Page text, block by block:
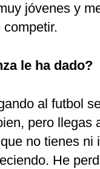
jóvenes y
competir.
le ha dado?
al futbol
pero llegas
no tienes ni
He